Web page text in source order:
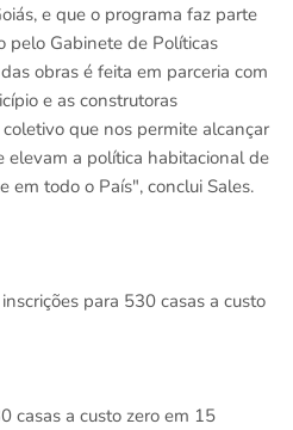
e que o programa faz parte
pelo Gabinete de Políticas
obras é feita em parceria com
e as construtoras
que nos permite alcançar
elevam a política habitacional de
em todo o País", conclui Sales.
para 530 casas a custo
casas a custo zero em 15